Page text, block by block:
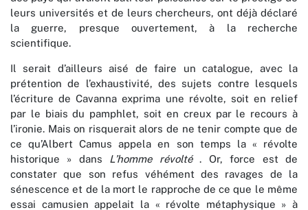
leurs universités et de leurs chercheurs, ont déjà déclaré
la guerre, presque ouvertement, à la recherche
scientifique.
Il serait d’ailleurs aisé de faire un catalogue, avec la
prétention de l’exhaustivité, des sujets contre lesquels
l’écriture de Cavanna exprima une révolte, soit en relief
par le biais du pamphlet, soit en creux par le recours à
l’ironie. Mais on risquerait alors de ne tenir compte que de
ce qu’Albert Camus appela en son temps la « révolte
historique » dans L’homme révolté. Or, force est de
constater que son refus véhément des ravages de la
sénescence et de la mort le rapproche de ce que le même
essai camusien appelait la « révolte métaphysique » à